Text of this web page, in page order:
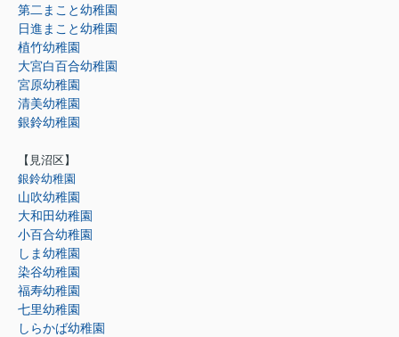
第二まこと幼稚園
日進まこと幼稚園
植竹幼稚園
大宮白百合幼稚園
宮原幼稚園
清美幼稚園
銀鈴幼稚園
【見沼区】
銀鈴幼稚園
山吹幼稚園
大和田幼稚園
小百合幼稚園
しま幼稚園
染谷幼稚園
福寿幼稚園
七里幼稚園
しらかば幼稚園